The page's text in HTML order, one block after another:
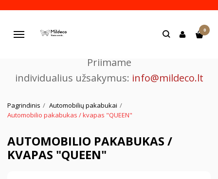
Navigacija
0
Priimame
individualius užsakymus: info@mildeco.lt
Pagrindinis
Automobilių pakabukai
Automobilio pakabukas / kvapas "QUEEN"
AUTOMOBILIO PAKABUKAS /
KVAPAS "QUEEN"